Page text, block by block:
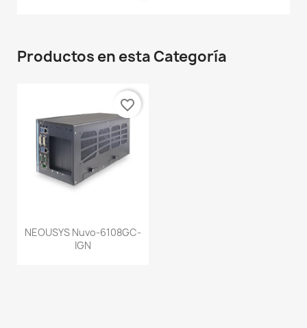
Productos en esta Categoría
NEOUSYS Nuvo-6108GC-
IGN
favorite_border